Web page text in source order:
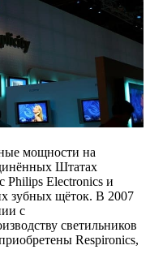
мощности на
Штатах
Philips Electronics и
зубных щёток. В 2007
с
светильников
Respironics,